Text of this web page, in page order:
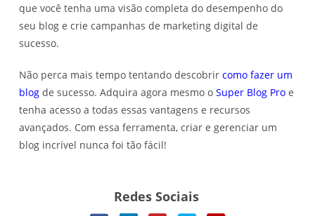
que você tenha uma visão completa do desempenho do
seu blog e crie campanhas de marketing digital de
sucesso.
Não perca mais tempo tentando descobrircomo fazer um
blog de sucesso. Adquira agora mesmo oSuper Blog Pro e
tenha acesso a todas essas vantagens e recursos
avançados. Com essa ferramenta, criar e gerenciar um
blog incrível nunca foi tão fácil!
Redes Sociais